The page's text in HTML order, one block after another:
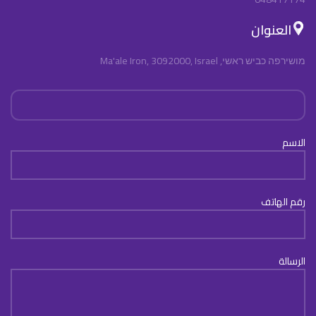
العنوان
מושירפה כביש ראשי, Ma'ale Iron, 3092000, Israel
الاسم
رقم الهاتف
الرسالة